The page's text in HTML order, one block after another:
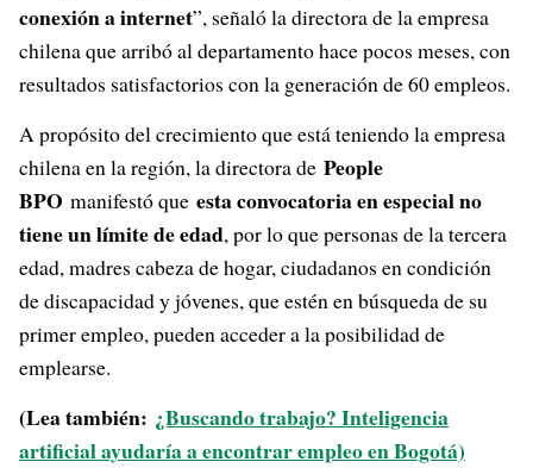
conexión a internet”, señaló la directora de la empresa
chilena que arribó al departamento hace pocos meses, con
resultados satisfactorios con la generación de 60 empleos.
A propósito del crecimiento que está teniendo la empresa
chilena en la región, la directora de People
BPO manifestó que esta convocatoria en especial no
tiene un límite de edad, por lo que personas de la tercera
edad, madres cabeza de hogar, ciudadanos en condición
de discapacidad y jóvenes, que estén en búsqueda de su
primer empleo, pueden acceder a la posibilidad de
emplearse.
(Lea también: ¿Buscando trabajo? Inteligencia
artificial ayudaría a encontrar empleo en Bogotá)